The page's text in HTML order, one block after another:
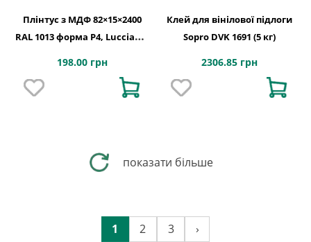
Плінтус з МДФ 82×15×2400
RAL 1013 форма P4, Lucciano,
198.00 грн
Клей для вінілової підлоги
Sopro DVK 1691 (5 кг)
2306.85 грн
показати більше
1 2 3 ›